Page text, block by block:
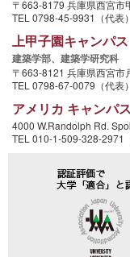
〒663-8179 兵庫県西宮市
TEL 0798-45-9931（代表）
上甲子園キャンパス
建築学部、 建築学研究科
〒663-8121 兵庫県西宮市
TEL 0798-67-0079（代表）
アメリカ キャンパス
4000 W.Randolph Rd.
TEL 010-1-509-328-2971